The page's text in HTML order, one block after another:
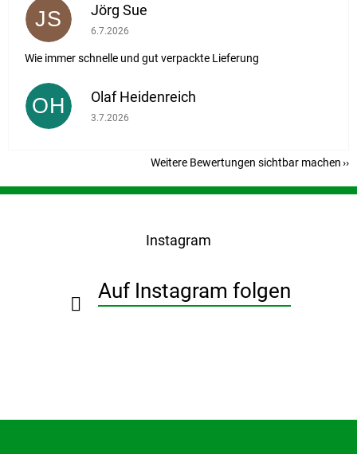
JS Jörg Sue
Die Shop-Bewertung beträgt 5 von 5 Sternen.
6.7.2026
Wie immer schnelle und gut verpackte Lieferung
OH Olaf Heidenreich
Die Shop-Bewertung beträgt 5 von 5 Sternen.
3.7.2026
Weitere Bewertungen sichtbar machen
F
Instagram
Auf Instagram folgen